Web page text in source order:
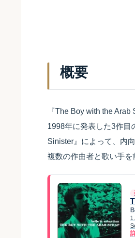
概要
『The Boy with the
1998年に発表した3作目
Sinister』によって、内
複数の作曲者と歌い手を